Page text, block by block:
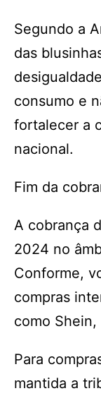
Segundo a
das
consumo e
fortalecer a
nacional.
Fim da
A cobrança
2024 no
Conforme,
compras
como Shein,
Para
mantida a